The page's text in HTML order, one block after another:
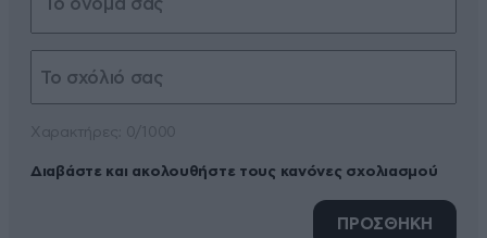
Διαβάστε και ακολουθήστε τους κανόνες σχολιασμού
ΠΡΟΣΘΗΚΗ